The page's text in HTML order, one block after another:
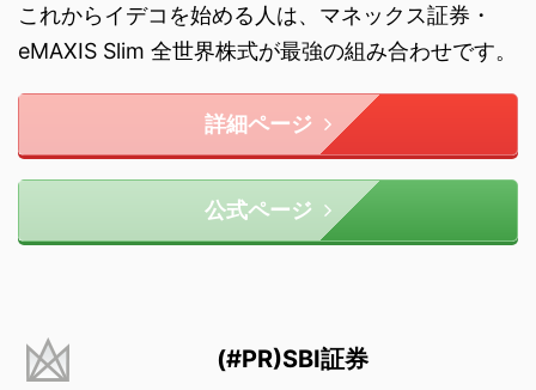
これからイデコを始める人は、マネックス証券・
eMAXIS Slim 全世界株式が最強の組み合わせです。
詳細ページ
公式ページ
(#PR)SBI証券